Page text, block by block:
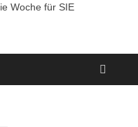
Woche für SIE